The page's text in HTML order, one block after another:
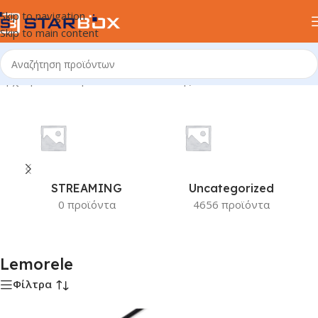
Skip to navigation
Skip to main content
Αρχική σελίδα/Προϊόν Κατασκευαστής/Lemorele
STREAMING
0 προϊόντα
Uncategorized
4656 προϊόντα
Lemorele
Φίλτρα